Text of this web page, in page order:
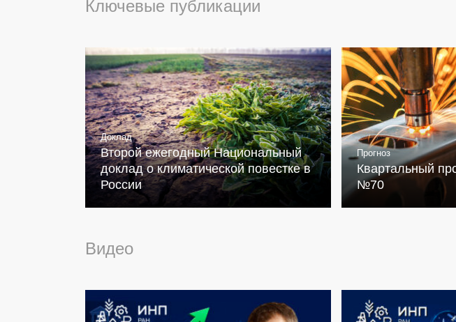
Ключевые публикации
Доклад
Второй ежегодный Национальный
доклад о климатической повестке в
России
Прогноз
Квартальный
№70
Видео